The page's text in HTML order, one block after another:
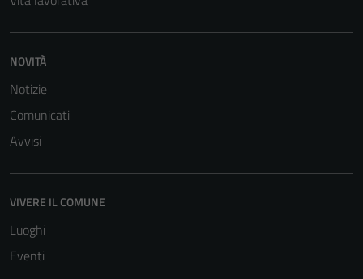
NOVITÀ
Notizie
Comunicati
Avvisi
VIVERE IL COMUNE
Luoghi
Eventi